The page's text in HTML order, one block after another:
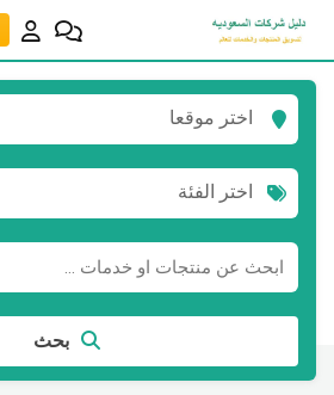
انتقل
المحتوى
اختر موقعا
اختر الفئة
بحث